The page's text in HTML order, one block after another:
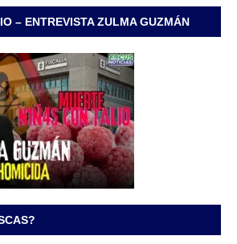
– ENTREVISTA ZULMA GUZMÁN